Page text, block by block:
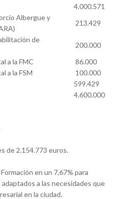
4.000.571
Albergue y
213.429
de
200.000
a la FMC
86.000
a la FSM
100.000
599.429
4.600.000
de 2.154.773 euros.
en un 7,67% para
a las necesidades que
en la ciudad.